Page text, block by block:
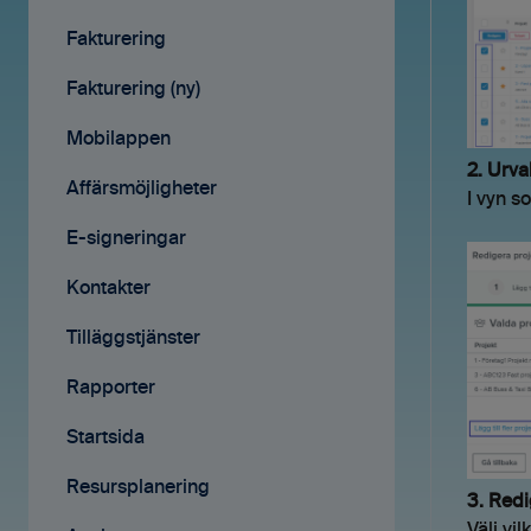
2.
I vyn
3.
Avtal
Affärsmöjligheter
Rapporter
Samarbete
Mobilappen
Fakturering
Fakturering (ny)
Mobilappen
Affärsmöjligheter
E-signeringar
Kontakter
Tilläggstjänster
Rapporter
Startsida
Resursplanering